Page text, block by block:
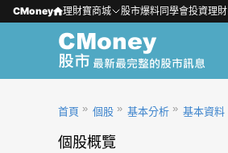
CMoney 理財寶商城 股市爆料同學會投資理財
首頁 個股 基本分析 基本資料
個股概覽